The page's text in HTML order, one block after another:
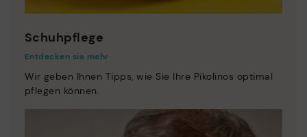
Schuhpflege
Entdecken sie mehr
Wir geben Ihnen Tipps, wie Sie Ihre Pikolinos optimal
pflegen können.